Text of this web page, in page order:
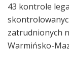
43 kontrole
zatrudnionych
Warmińsko-